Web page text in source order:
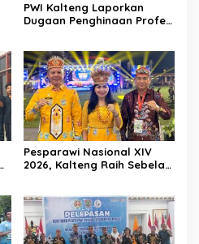
PWI Kalteng Laporkan
Dugaan Penghinaan Profesi
Pesparawi Nasional XIV
2026, Kalteng Raih Sebelas